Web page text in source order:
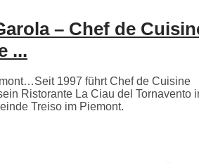
– Chef de
...
1997 führt Chef de Cuisine
Ristorante La Ciau del Tornavento
Treiso im Piemont.